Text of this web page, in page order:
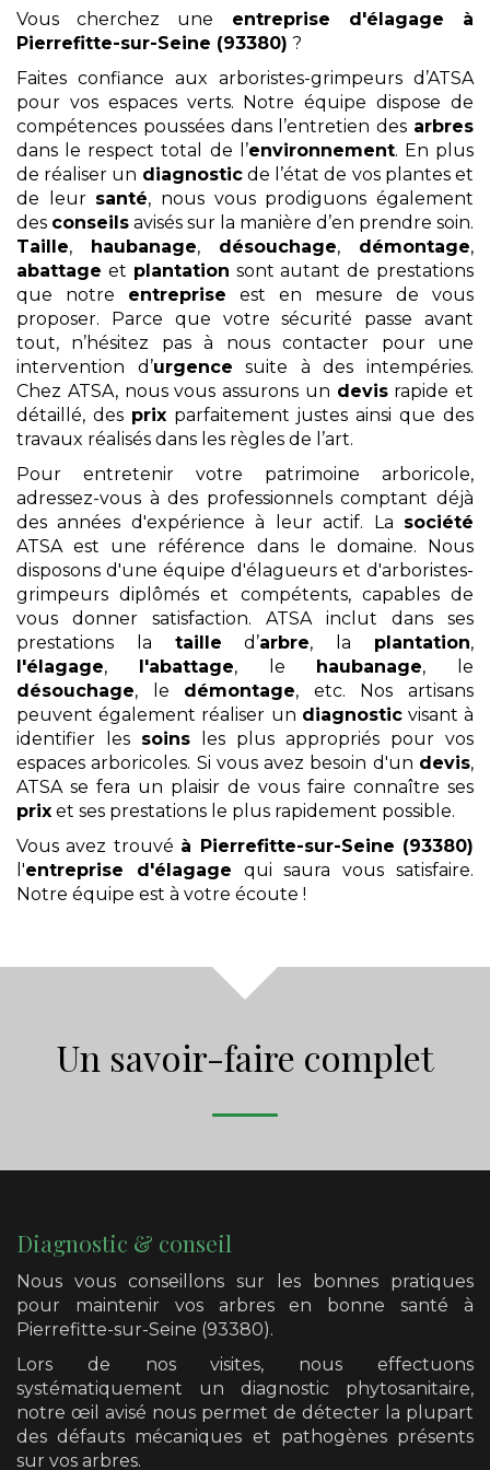
Vous cherchez une entreprise d'élagage
à
Pierrefitte-sur-Seine (93380) ?
Faites confiance aux arboristes-grimpeurs d’ATSA
pour vos espaces verts. Notre équipe dispose de
compétences poussées dans l’entretien des arbres
dans le respect total de l’environnement. En plus
de réaliser un diagnosticde l’état de vos plantes et
de leur santé, nous vous prodiguons également
des conseils avisés sur la manière d’en prendre soin.
Taille, haubanage, désouchage, démontage,
abattage et plantation sont autant de prestations
que notre entreprise est en mesure de vous
proposer. Parce que votre sécurité passe avant
tout, n’hésitez pas à nous contacter pour une
intervention d’urgence suite à des intempéries.
Chez ATSA, nous vous assurons un devisrapide et
détaillé, des prixparfaitement justes ainsi que des
travaux réalisés dans les règles de l’art.
Pour entretenir votre patrimoine arboricole,
adressez-vous à des professionnels comptant déjà
des années d'expérience à leur actif. La société
ATSA est une référence dans le domaine. Nous
disposons d'une équipe d'élagueurs et d'arboristes-
grimpeurs diplômés et compétents, capables de
vous donner satisfaction. ATSA inclut dans ses
prestations la taille d’arbre, la plantation,
l'élagage, l'abattage, le haubanage, le
désouchage, le démontage, etc. Nos artisans
peuvent également réaliser un diagnosticvisant à
identifier les soins les plus appropriés pour vos
espaces arboricoles. Si vous avez besoin d'un devis,
ATSA se fera un plaisir de vous faire connaître ses
prix et ses prestations le plus rapidement possible.
Vous avez trouvé à Pierrefitte-sur-Seine (93380)
l'entreprise d'élagage qui saura vous satisfaire.
Notre équipe est à votre écoute !
Un savoir-faire complet
Diagnostic & conseil
Nous vous conseillons sur les bonnes pratiques
pour maintenir vos arbres en bonne santé à
Pierrefitte-sur-Seine (93380).
Lors de nos visites, nous effectuons
systématiquement un diagnostic phytosanitaire,
notre œil avisé nous permet de détecter la plupart
des défauts mécaniques et pathogènes présents
sur vos arbres.